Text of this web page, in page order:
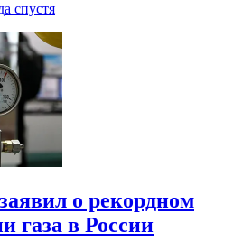
спустя
о рекордном
газа в России